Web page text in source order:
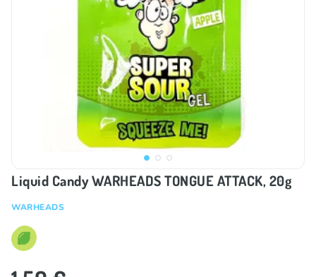
Liquid Candy WARHEADS TONGUE ATTACK, 20g
WARHEADS